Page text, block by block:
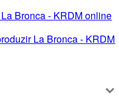
Bronca - KRDM online
La Bronca - KRDM